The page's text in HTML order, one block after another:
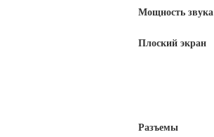
Мощность звука
Плоский экран
Разъемы